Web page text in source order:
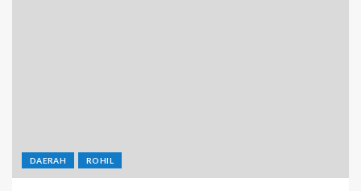
DAERAH ROHIL